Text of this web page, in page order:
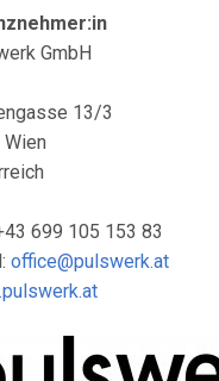
GmbH
13/3
699 105 153 83
office@pulswerk.at